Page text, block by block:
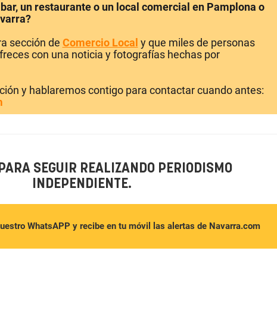
un restaurante o un local comercial en Pamplona o
sección de Comercio Local y que miles de personas
con una noticia y fotografías hechas por
y hablaremos contigo para contactar cuando antes:
SEGUIR REALIZANDO PERIODISMO
INDEPENDIENTE.
WhatsAPP y recibe en tu móvil las alertas de Navarra.com